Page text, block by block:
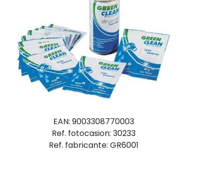
EAN: 9003308770003
Ref. fotocasion: 30233
Ref. fabricante: GR6001